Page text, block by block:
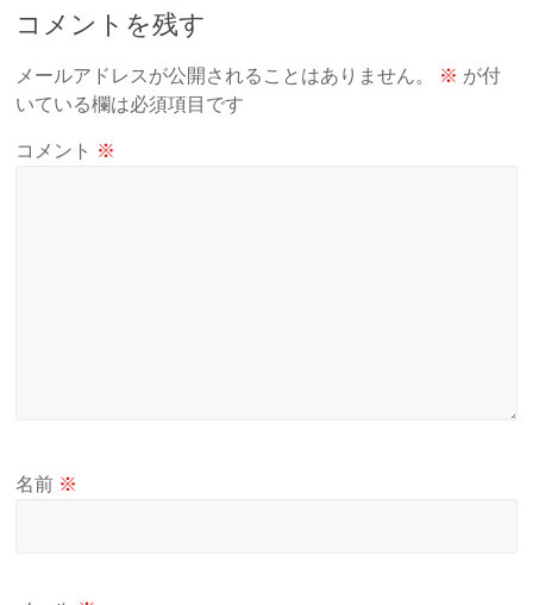
コメントを残す
メールアドレスが公開されることはありません。 ※ が付
いている欄は必須項目です
コメント ※
名前 ※